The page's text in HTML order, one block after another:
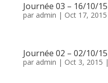
Journée 03 – 16/10/15
par admin | Oct 17, 2015
Journée 02 – 02/10/15
par admin | Oct 3, 2015 |